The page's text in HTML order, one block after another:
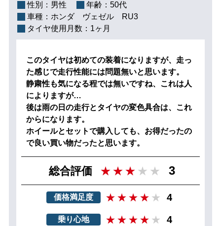
性別： 男性 年齢： 50代
車種： ホンダ ヴェゼル RU3
タイヤ使用月数： 1ヶ月
このタイヤは初めての装着になりますが、走っ
た感じで走行性能には問題無いと思います。
静粛性も気になる程では無いですね、これは人
によりますが…
後は雨の日の走行とタイヤの変色具合は、これ
からになります。
ホイールとセットで購入しても、お得だったの
で良い買い物だったと思います。
総合評価 3
価格満足度 4
乗り心地 4